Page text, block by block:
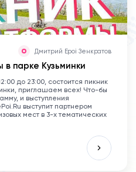
Дмитрий Epoi Зенкратов
парке Кузьминки
до 23:00, состоится пикник
приглашаем всех! Что-бы
и выступления
выступит партнером
мест в 3-х тематических